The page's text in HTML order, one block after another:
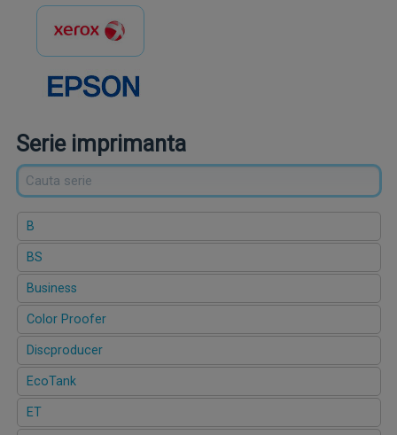
Serie imprimanta
B
BS
Business
Color Proofer
Discproducer
EcoTank
ET